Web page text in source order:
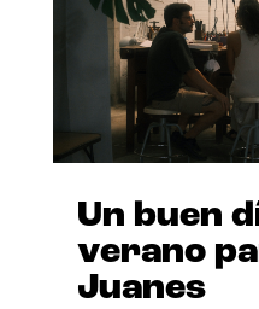
Un buen
verano
Juanes